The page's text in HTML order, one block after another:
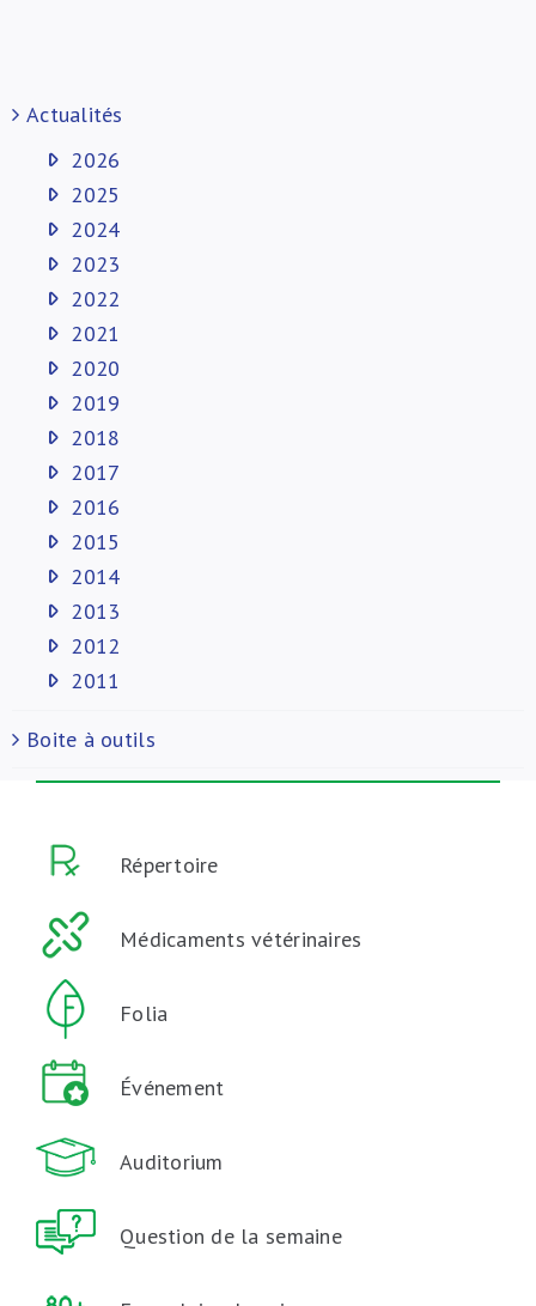
Actualités
2026
2025
2024
2023
2022
2021
2020
2019
2018
2017
2016
2015
2014
2013
2012
2011
Boite à outils
Répertoire
Médicaments vétérinaires
Folia
Événement
Auditorium
Question de la semaine